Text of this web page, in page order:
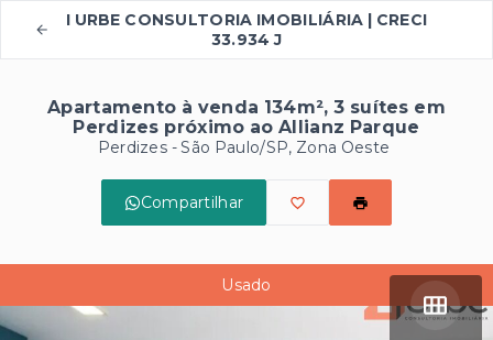
I URBE CONSULTORIA IMOBILIÁRIA | CRECI
33.934 J
Apartamento à venda 134m², 3 suítes em
Perdizes próximo ao Allianz Parque
Perdizes - São Paulo/SP, Zona Oeste
Compartilhar
Usado